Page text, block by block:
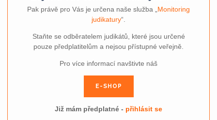
Pak právě pro Vás je určena naše služba „ Monitoring
judikatury“.
Staňte se odběratelem judikátů, které jsou určené
pouze předplatitelům a nejsou přístupné veřejně.
Pro více informací navštivte náš
E-SHOP
Již mám předplatné - přihlásit se